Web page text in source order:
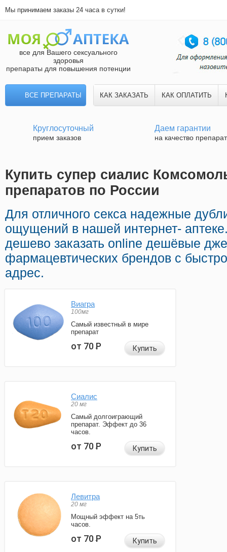
Мы принимаем заказы 24 часа в сутки!
все для Вашего сексуального
здоровья
препараты для повышения потенции
ВСЕ ПРЕПАРАТЫ КАК ЗАКАЗАТЬ КАК ОПЛАТИТЬ
Круглосуточный
прием заказов
Даем гарантии
на качество
Купить супер сиалис
препаратов по России
Для отличного секса надежные
ощущений в нашей интернет-
дешево заказать online дешёвые
фармацевтических брендов с
адрес.
Виагра
100мг
Самый известный в мире
препарат
от 70Р Купить
Сиалис
20 мг
Самый долгоиграющий
препарат. Эффект до 36
часов.
от 70Р Купить
Левитра
20 мг
Мощный эффект на 5ть
часов.
от 70Р Купить